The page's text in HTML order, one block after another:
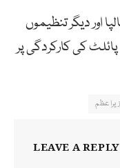
اور دیگر تنظیموں
کی کارکردگی پر
LEAVE A REPLY